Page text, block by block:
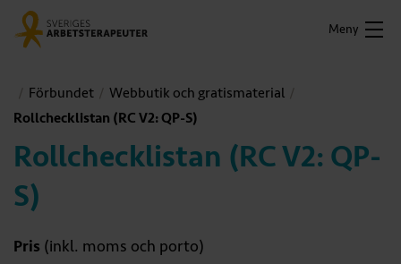
Meny
Förbundet
Webbutik och gratismaterial
Rollchecklistan (RC V2: QP-S)
Rollchecklistan (RC V2: QP-
S)
Pris (inkl. moms och porto)